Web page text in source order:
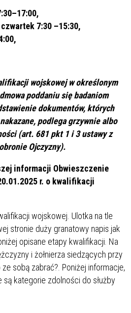
7:30 –15:30,
wojskowej w określonym
poddaniu się badaniom
dokumentów, których
podlega grzywnie albo
(art. 681 pkt 1 i 3 ustawy z
Ojczyzny).
informacji Obwieszczenie
r. o kwalifikacji